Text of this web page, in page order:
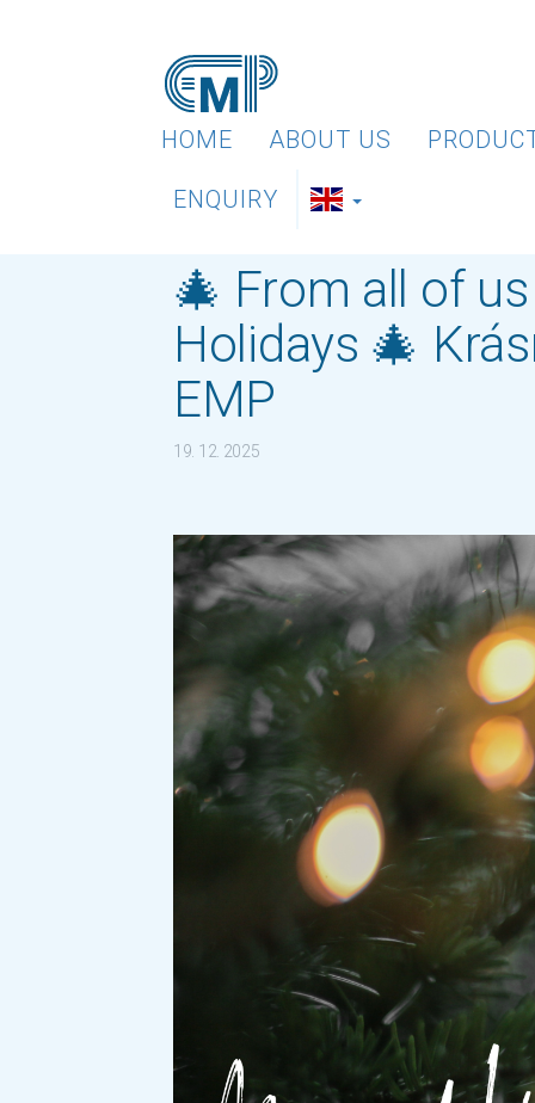
HOME ABOUT US
ENQUIRY
🎄 From all of
Holidays 🎄
EMP
19. 12. 2025